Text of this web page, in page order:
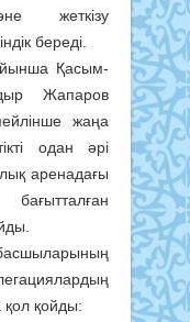
жеткізу
береді.
Қасым-
Жапаров
жаңа
одан әрі
аренадағы
бағытталған
қол қойды: